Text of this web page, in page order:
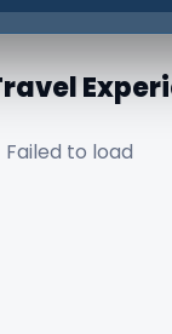
Failed to load